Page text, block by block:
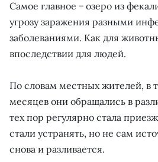
Самое главное − озеро из
угрозу заражения разными
заболеваниями. Как для
впоследствии для людей.
По словам местных жителей, в
месяцев они обращались в
тех пор регулярно стала
стали устранять, но не сам
снова и разливается.